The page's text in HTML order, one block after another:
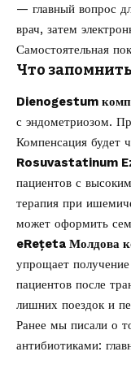
— главный вопрос
врач, затем
Самостоятельная
Что
Dienogestum
с эндометриозом.
Компенсация будет
Rosuvastatinum
пациентов с
терапия при
может оформить
eRețeta Молдова
упрощает
пациентов после
лишних поездок и
Ранее мы писали о
антибиотиками: